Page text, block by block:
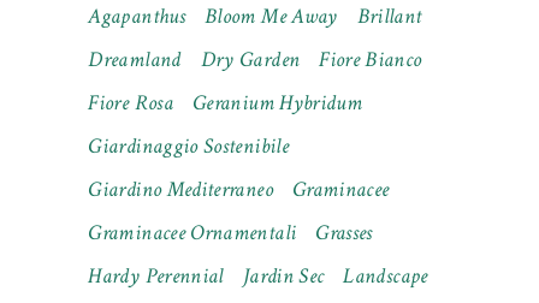
Agapanthus Bloom Me Away
Brillant
Dreamland
Dry Garden
Fiore Bianco
Fiore Rosa
Geranium Hybridum
Giardinaggio Sostenibile
Giardino Mediterraneo
Graminacee
Graminacee Ornamentali
Grasses
Hardy Perennial
Jardin Sec
Landscape